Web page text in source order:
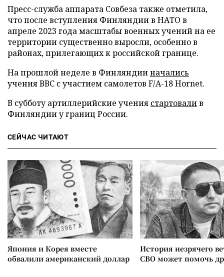
Пресс-служба аппарата Совбеза также отметила,
что после вступления Финляндии в НАТО в
апреле 2023 года масштабы военных учений на ее
территории существенно выросли, особенно в
районах, прилегающих к российской границе.
На прошлой неделе в Финляндииначались
учения ВВС с участием самолетов F/A-18 Hornet.
В субботу артиллерийские учения стартовалив
Финляндии у границ России.
СЕЙЧАС ЧИТАЮТ
Япония и Корея вместе
обвалили американский доллар
История незрячего
СВО может помочь